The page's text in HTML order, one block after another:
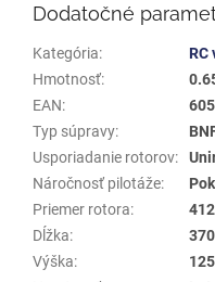
Dodatočné
Kategória:
RC
Hmotnosť:
EAN:
Typ súpravy:
Usporiadanie rotorov:
Náročnosť pilotáže:
Priemer rotora:
Dĺžka:
Výška: